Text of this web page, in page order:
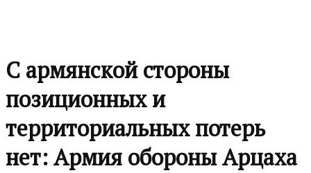
С армянской стороны
позиционных и
территориальных потерь
нет: Армия обороны Арцаха